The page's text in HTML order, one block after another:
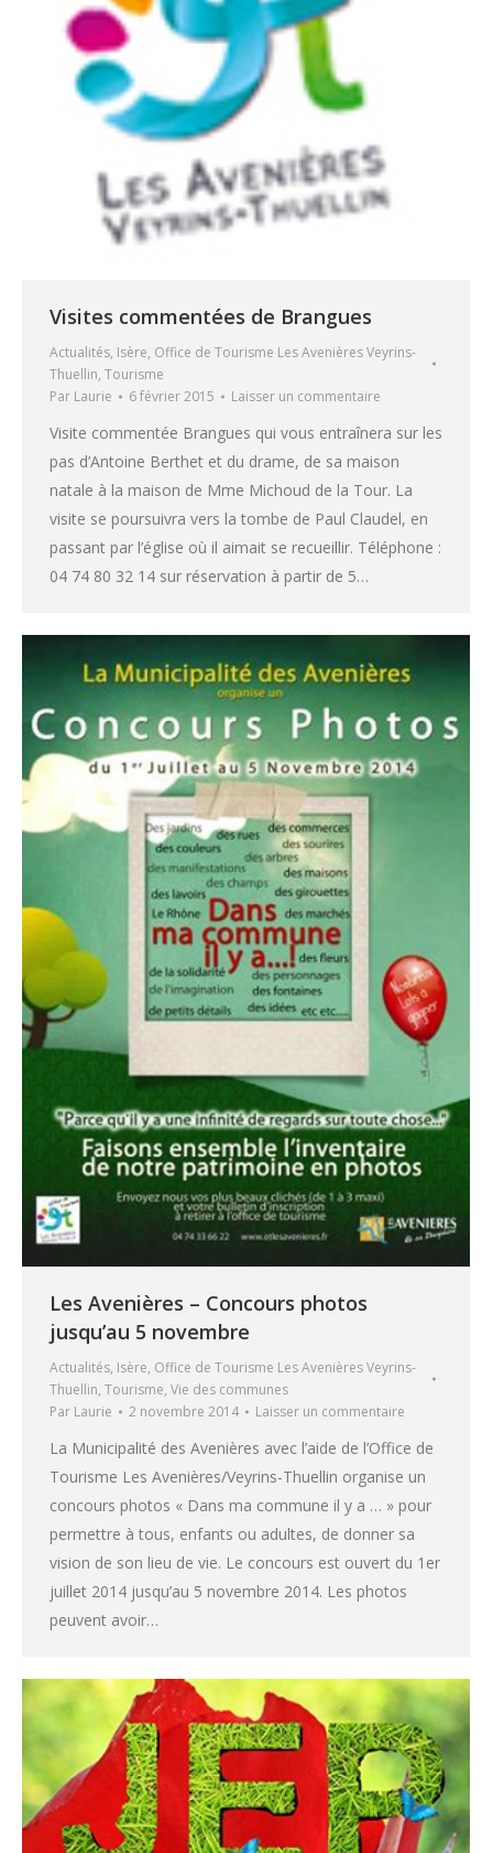
Visites commentées de Brangues
Actualités, Isère, Office de Tourisme Les Avenières Veyrins-
Thuellin, Tourisme
Par Laurie 6 février 2015 Laisser un commentaire
Visite commentée Brangues qui vous entraînera sur les
pas d’Antoine Berthet et du drame, de sa maison
natale à la maison de Mme Michoud de la Tour. La
visite se poursuivra vers la tombe de Paul Claudel, en
passant par l’église où il aimait se recueillir. Téléphone :
04 74 80 32 14 sur réservation à partir de 5…
Les Avenières – Concours photos
jusqu’au 5 novembre
Actualités, Isère, Office de Tourisme Les Avenières Veyrins-
Thuellin, Tourisme, Vie des communes
Par Laurie 2 novembre 2014 Laisser un commentaire
La Municipalité des Avenières avec l’aide de l’Office de
Tourisme Les Avenières/Veyrins-Thuellin organise un
concours photos « Dans ma commune il y a … » pour
permettre à tous, enfants ou adultes, de donner sa
vision de son lieu de vie. Le concours est ouvert du 1er
juillet 2014 jusqu’au 5 novembre 2014. Les photos
peuvent avoir…